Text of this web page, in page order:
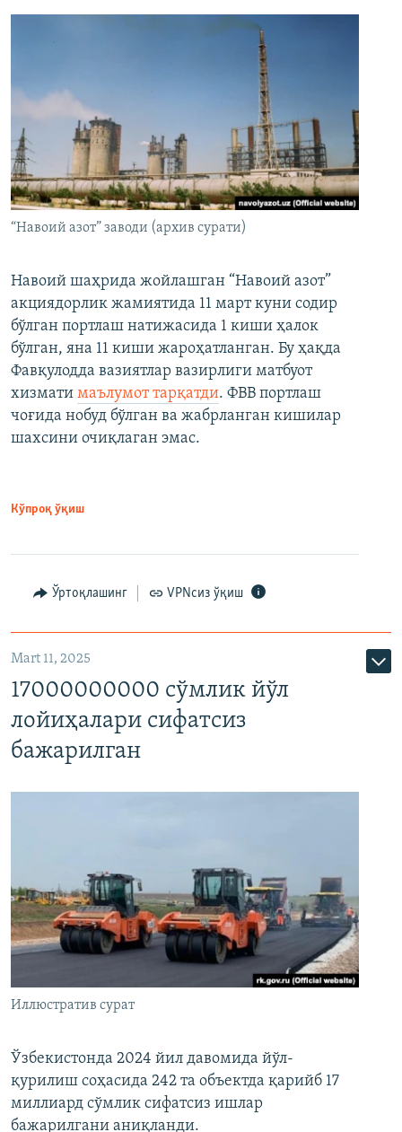
“Навоий азот” заводи (архив сурати)
Навоий шаҳрида жойлашган “Навоий азот”
акциядорлик жамиятида 11 март куни содир
бўлган портлаш натижасида 1 киши ҳалок
бўлган, яна 11 киши жароҳатланган. Бу ҳақда
Фавқулодда вазиятлар вазирлиги матбуот
хизмати маълумот тарқатди. ФВВ портлаш
чоғида нобуд бўлган ва жабрланган кишилар
шахсини очиқлаган эмас.
Кўпроқ ўқиш
Ўртоқлашинг VPNсиз ўқиш
Mart 11, 2025
17000000000 сўмлик йўл
лойиҳалари сифатсиз
бажарилган
Иллюстратив сурат
Ўзбекистонда 2024 йил давомида йўл-
қурилиш соҳасида 242 та объектда қарийб 17
миллиард сўмлик сифатсиз ишлар
бажарилгани аниқланди.